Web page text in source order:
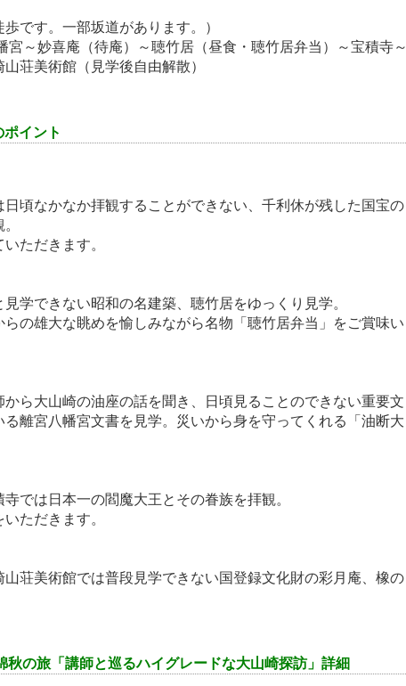
歩です。一部坂道があります。）
宮～妙喜庵（待庵）～聴竹居（昼食・聴竹居弁当）～宝積寺～
荘美術館（見学後自由解散）
イント
日頃なかなか拝観することができない、千利休が残した国宝の
ただきます。
学できない昭和の名建築、聴竹居をゆっくり見学。
の雄大な眺めを愉しみながら名物「聴竹居弁当」をご賞味い
ら大山崎の油座の話を聞き、日頃見ることのできない重要文
離宮八幡宮文書を見学。災いから身を守ってくれる「油断大
では日本一の閻魔大王とその眷族を拝観。
ただきます。
山荘美術館では普段見学できない国登録文化財の彩月庵、橡の
秋の旅「講師と巡るハイグレードな大山崎探訪」詳細